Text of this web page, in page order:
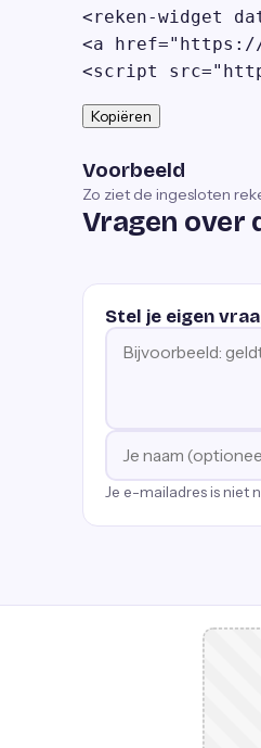
<reken-widget
<a href="https://
<script
Kopiëren
Voorbeeld
Zo ziet de ingesloten
Vragen over
Stel je eigen
Je e-mailadres is niet